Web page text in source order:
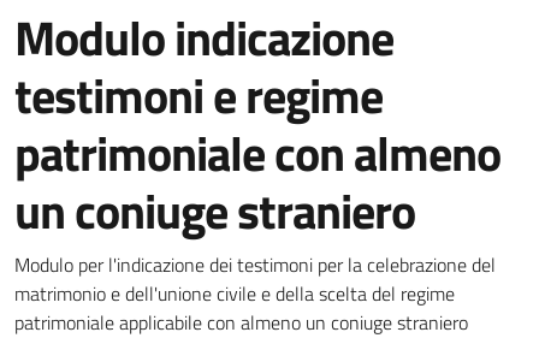
Modulo indicazione
testimoni e regime
patrimoniale con almeno
un coniuge straniero
Documento pubblico
Modulo per l'indicazione dei testimoni per la celebrazione del
matrimonio e dell'unione civile e della scelta del regime
patrimoniale applicabile con almeno un coniuge straniero